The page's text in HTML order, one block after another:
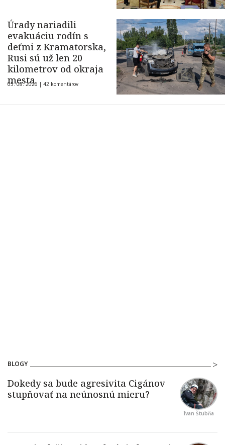
Úrady nariadili
evakuáciu rodín s
deťmi z Kramatorska,
Rusi sú už len 20
kilometrov od okraja
mesta
05. 08. 2026 | 42 komentárov
BLOGY
Ivan Štubňa